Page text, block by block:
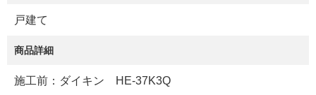
戸建て
商品詳細
施工前：ダイキン HE-37K3Q